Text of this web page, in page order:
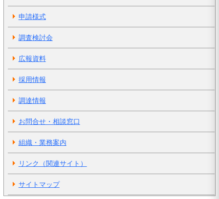
申請様式
調査検討会
広報資料
採用情報
調達情報
お問合せ・相談窓口
組織・業務案内
リンク（関連サイト）
サイトマップ